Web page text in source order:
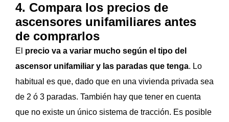
4. Compara los precios de
ascensores unifamiliares antes
de comprarlos
El precio va a variar mucho según el tipo del
ascensor unifamiliar y las paradas que tenga. Lo
habitual es que, dado que en una vivienda privada sea
de 2 ó 3 paradas. También hay que tener en cuenta
que no existe un único sistema de tracción. Es posible